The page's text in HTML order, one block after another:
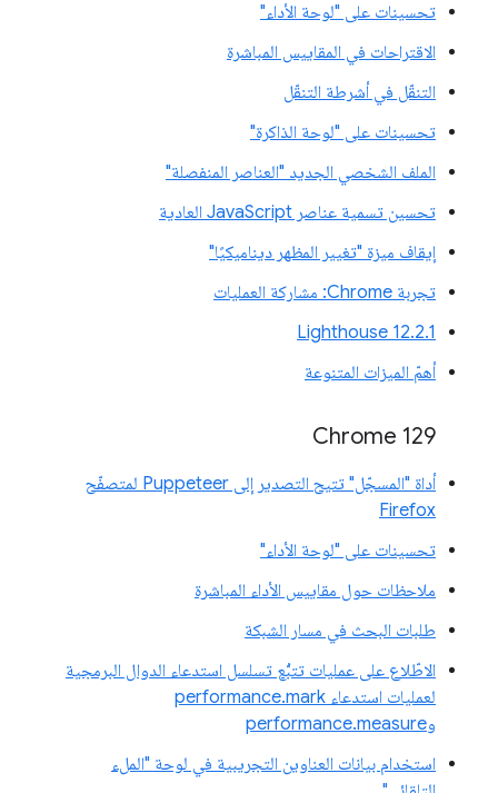
تحسينات على "لوحة الأداء"
الاقتراحات في المقاييس المباشرة
التنقّل في أشرطة التنقّل
تحسينات على "لوحة الذاكرة"
الملف الشخصي الجديد "العناصر المنفصلة"
تحسين تسمية عناصر JavaScript العادية
إيقاف ميزة "تغيير المظهر ديناميكيًا"
تجربة Chrome: مشاركة العمليات
‫Lighthouse 12.2.1
أهمّ الميزات المتنوعة
Chrome 129
أداة "المسجّل" تتيح التصدير إلى Puppeteer لمتصفّح
Firefox
تحسينات على "لوحة الأداء"
ملاحظات حول مقاييس الأداء المباشرة
طلبات البحث في مسار الشبكة
الاطّلاع على عمليات تتبُّع تسلسل استدعاء الدوال البرمجية
لعمليات استدعاء performance.mark
وperformance.measure
استخدام بيانات العناوين التجريبية في لوحة "الملء